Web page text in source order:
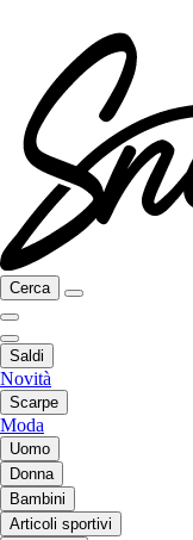
Cerca
Saldi
Novità
Scarpe
Moda
Uomo
Donna
Bambini
Articoli sportivi